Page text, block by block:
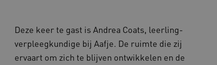
Deze keer te gast is Andrea Coats, leerling-
verpleegkundige bij Aafje. De ruimte die zij
ervaart om zich te blijven ontwikkelen en de